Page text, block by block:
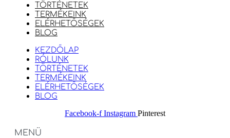
TÖRTÉNETEK
TERMÉKEINK
ELÉRHETŐSÉGEK
BLOG
KEZDŐLAP
RÓLUNK
TÖRTÉNETEK
TERMÉKEINK
ELÉRHETŐSÉGEK
BLOG
Facebook-f Instagram Pinterest
MENÜ